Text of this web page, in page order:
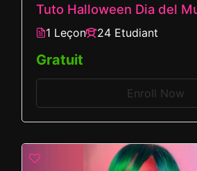
Tuto Halloween Dia del
1 Leçon 24 Etudiant
Gratuit
Enroll Now